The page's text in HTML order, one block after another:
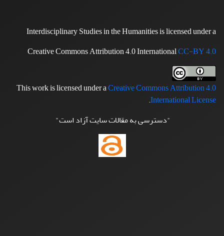
Interdisciplinary Studies in the Humanities is licensed under a
Creative Commons Attribution 4.0 InternationalCC-BY 4.0
This work is licensed under aCreative Commons Attribution 4.0
International License
.
"دسترسی به مقالات سایت آزاد است"